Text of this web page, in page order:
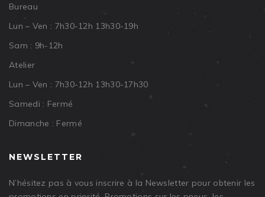
Bureau
Lun – Ven : 7h30-12h 13h30-19h
Sam : 9h-12h
Atelier
Lun – Ven : 7h30-12h 13h30-17h30
Samedi : Fermé
Dimanche : Fermé
NEWSLETTER
N’hésitez pas à vous inscrire à la Newsletter pour obtenir les